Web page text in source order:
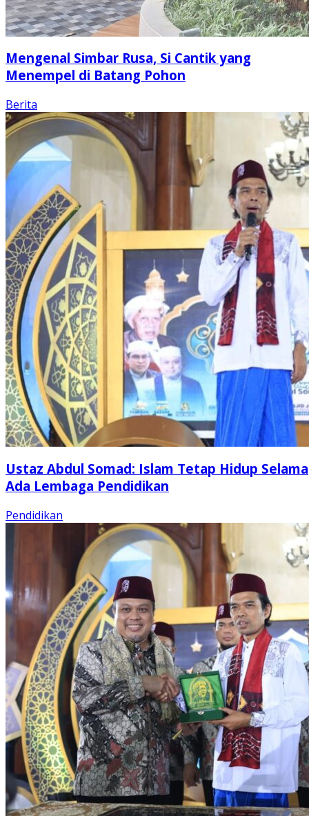
Mengenal Simbar Rusa, Si Cantik yang
Menempel di Batang Pohon
Berita
Ustaz Abdul Somad: Islam Tetap Hidup Selama
Ada Lembaga Pendidikan
Pendidikan